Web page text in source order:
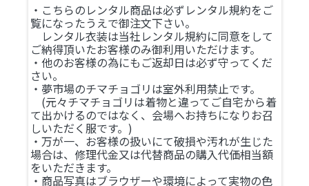
・こちらのレンタル商品は必ずレンタル規約をご
覧になったうえで御注文下さい。
レンタル衣装は当社レンタル規約に同意をして
ご納得頂いたお客様のみ御利用いただけます。
・他のお客様の為にもご返却日は必ず守ってくだ
さい。
・夢市場のチマチョゴリは室外利用禁止です。
(元々チマチョゴリは着物と違ってご自宅から着
て出かけるのではなく、会場へお持ちになりお召
しいただく服です。)
・万が一、お客様の扱いにて破損や汚れが生じた
場合は、修理代金又は代替商品の購入代価相当額
をいただきます。
・商品写真はブラウザーや環境によって実物の色